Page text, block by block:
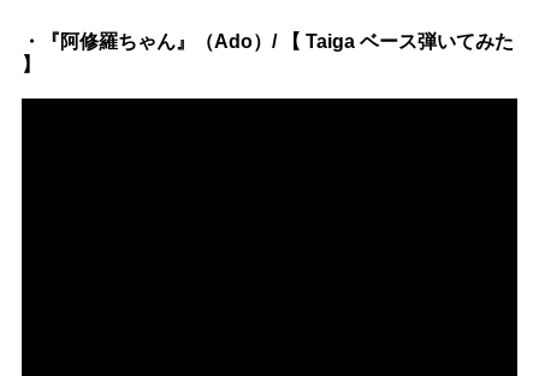
・『阿修羅ちゃん』（Ado）/ 【 Taiga ベース弾いてみた
】